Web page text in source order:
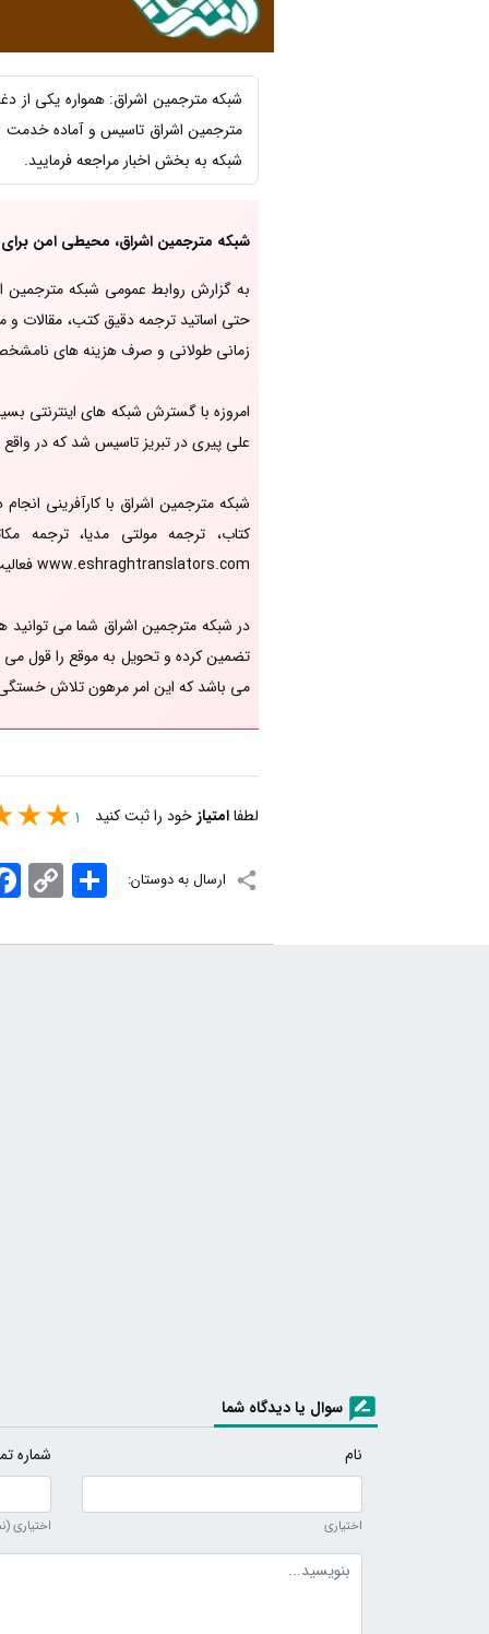
شبکه مترجمین اشراق: همواره یکی از
شبکه به بخش اخبار مراجعه فرمایید.
شبکه مترجمین اشراق، محیطی امن
به گزارش روابط عمومی شبکه
حتی اساتید ترجمه دقیق کتب، مقالات
زمانی طولانی و صرف هزینه های
علی پیری در تبریز تاسیس شد که در
کتاب، ترجمه مولتی مدیا، ترجمه
www.eshraghtranslators.com فعالیت می کند.
در شبکه مترجمین اشراق شما می
تضمین کرده و تحویل به موقع را قول
می باشد که این امر مرهون تلاش
لطفاامتیاز خود را ثبت کنید 1
ارسال به دوستان: Copy
Link
اشتراک
سوال یا دیدگاه شما
نام
اختیاری
شماره
اختیاری
متن دیدگاه